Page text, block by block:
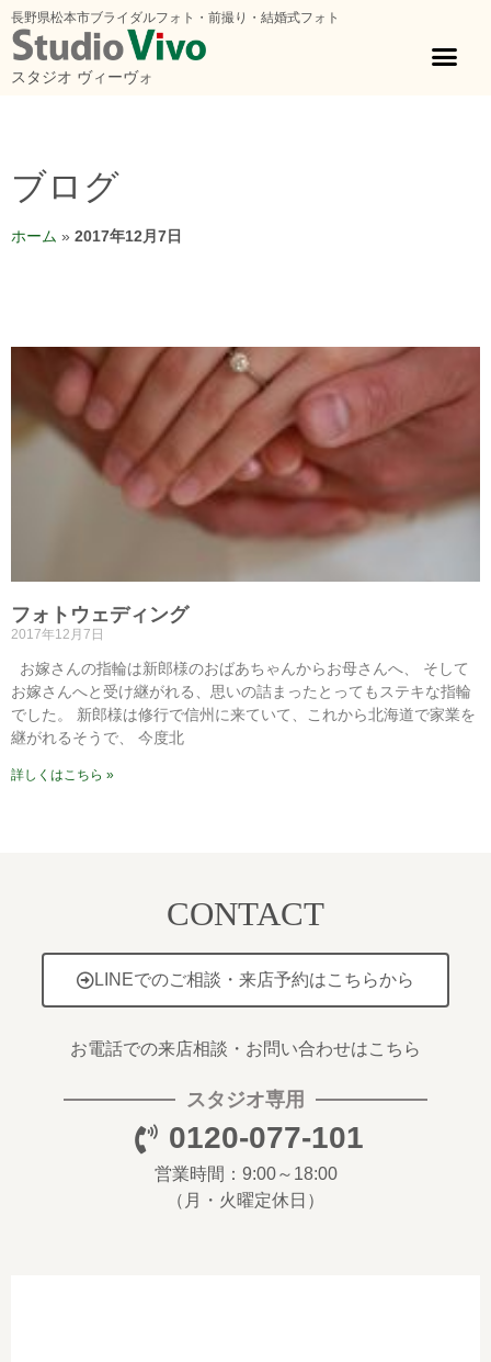
長野県松本市ブライダルフォト・前撮り・結婚式フォト
スタジオ ヴィーヴォ
ブログ
ホーム » 2017年12月7日
フォトウェディング
2017年12月7日
お嫁さんの指輪は新郎様のおばあちゃんからお母さんへ、 そして
お嫁さんへと受け継がれる、思いの詰まったとってもステキな指輪
でした。 新郎様は修行で信州に来ていて、これから北海道で家業を
継がれるそうで、 今度北
詳しくはこちら »
CONTACT
LINEでのご相談・来店予約はこちらから
お電話での来店相談・お問い合わせはこちら
スタジオ専用
0120-077-101
営業時間：9:00～18:00
（月・火曜定休日）